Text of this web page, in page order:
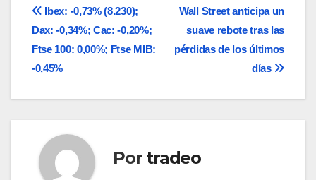
Navegación
de
entradas
Wall Street anticipa un
suave rebote tras las
pérdidas de los últimos
días
Ibex: -0,73% (8.230);
Dax: -0,34%; Cac: -0,20%;
Ftse 100: 0,00%; Ftse MIB:
-0,45%
Por tradeo